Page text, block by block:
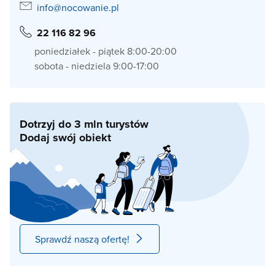
info@nocowanie.pl
22 116 82 96
poniedziałek - piątek 8:00-20:00
sobota - niedziela 9:00-17:00
Dotrzyj do 3 mln turystów
Dodaj swój obiekt
Sprawdź naszą ofertę!